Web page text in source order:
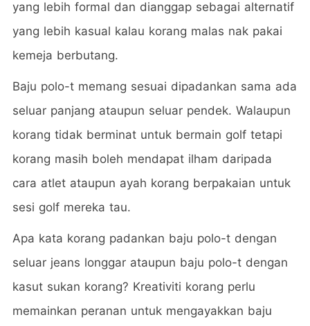
yang lebih formal dan dianggap sebagai alternatif
yang lebih kasual kalau korang malas nak pakai
kemeja berbutang.
Baju polo-t memang sesuai dipadankan sama ada
seluar panjang ataupun seluar pendek. Walaupun
korang tidak berminat untuk bermain golf tetapi
korang masih boleh mendapat ilham daripada
cara atlet ataupun ayah korang berpakaian untuk
sesi golf mereka tau.
Apa kata korang padankan baju polo-t dengan
seluar jeans longgar ataupun baju polo-t dengan
kasut sukan korang? Kreativiti korang perlu
memainkan peranan untuk mengayakkan baju